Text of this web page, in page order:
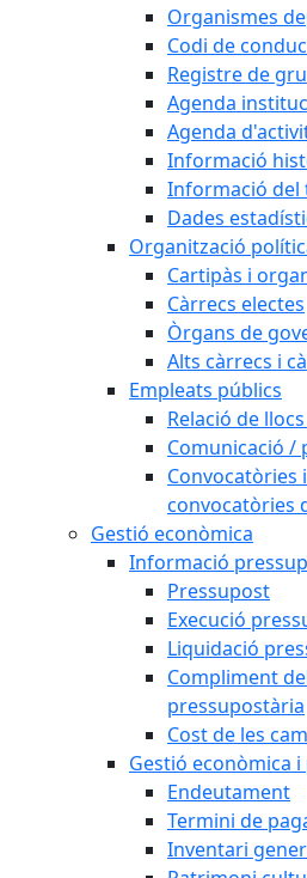
Organismes
Codi de
Registre de
Agenda
Agenda
Informació
Informació del
Dades
Organització
Cartipàs i
Càrrecs electes
Òrgans de
Alts càrrecs i
Empleats públics
Relació de
Comunicació /
Convocatòries
convocatòries
Gestió econòmica
Informació
Pressupost
Execució
Liquidació
Compliment
pressupostària
Cost de les
Gestió econòmica
Endeutament
Termini de
Inventari